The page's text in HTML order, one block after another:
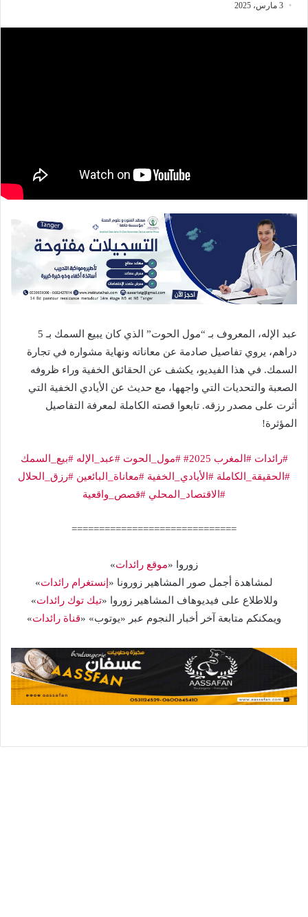
3 مارس، 2025
عبد الإله، المعروف بـ “مول الحوت” الذي كان يبيع السمك بـ 5
دراهم، يروي تفاصيل صادمة عن معاناته ونهاية مشواره في تجارة
السمك. في هذا الفيديو، يكشف عن الحقائق الخفية وراء ظروفه
الصعبة والتحديات التي واجهها، مع حديث عن الأيادي الخفية التي
أثرت على مصدر رزقه. تابعوا قصته الكاملة لمعرفة التفاصيل
المؤثرة!
#رائدات #المغرب #2025 #مول_الحوت #عبد_الإله #بيع_السمك
#الحقيقة_الكاملة #الأيادي_الخفية #معاناة_البائعين #رزق_الحلال
#الاقتصاد_المحلي #قصص_واقعية
==============================
زوروا «موقع رائدات»
لمشاهدة أجمل صور المشاهير زورونا « إنستغرام رائدات»
وللاطلاع على فيديوهاف المشاهير زوروا «تيك توك رائدات»
ويمكنكم متابعة آخر أخبار النجوم عبر «يوتوب» «قناة رائدات»